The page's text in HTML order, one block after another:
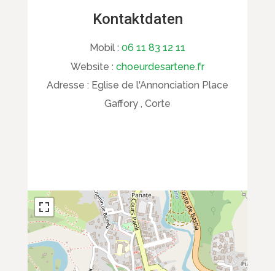
Kontaktdaten
Mobil : 06 11 83 12 11
Website : choeurdesartene.fr
Adresse : Eglise de l'Annonciation Place
Gaffory , Corte